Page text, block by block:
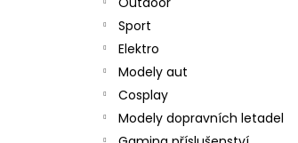
Sport
Elektro
Modely aut
Cosplay
Modely dopravních letadel